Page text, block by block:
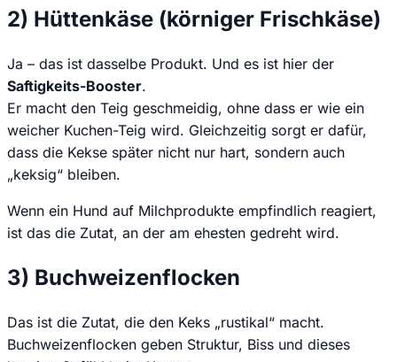
2) Hüttenkäse (körniger Frischkäse)
Ja – das ist dasselbe Produkt. Und es ist hier der
Saftigkeits-Booster.
Er macht den Teig geschmeidig, ohne dass er wie ein
weicher Kuchen-Teig wird. Gleichzeitig sorgt er dafür,
dass die Kekse später nicht nur hart, sondern auch
„keksig“ bleiben.
Wenn ein Hund auf Milchprodukte empfindlich reagiert,
ist das die Zutat, an der am ehesten gedreht wird.
3) Buchweizenflocken
Das ist die Zutat, die den Keks „rustikal“ macht.
Buchweizenflocken geben Struktur, Biss und dieses